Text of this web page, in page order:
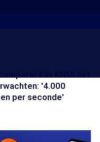
'4.000
per seconde'